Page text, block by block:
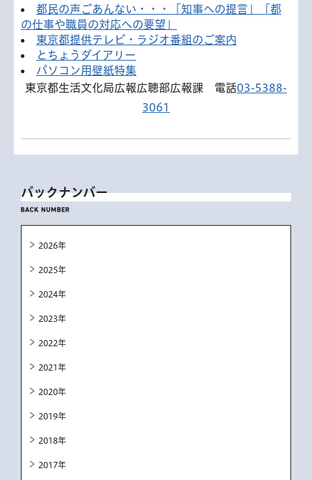
都民の声ごあんない・・・「知事への提言」「都
の仕事や職員の対応への要望」
東京都提供テレビ・ラジオ番組のご案内
とちょうダイアリー
パソコン用壁紙特集
東京都生活文化局広報広聴部広報課 電話03-5388-
3061
バックナンバー
2026年
2025年
2024年
2023年
2022年
2021年
2020年
2019年
2018年
2017年